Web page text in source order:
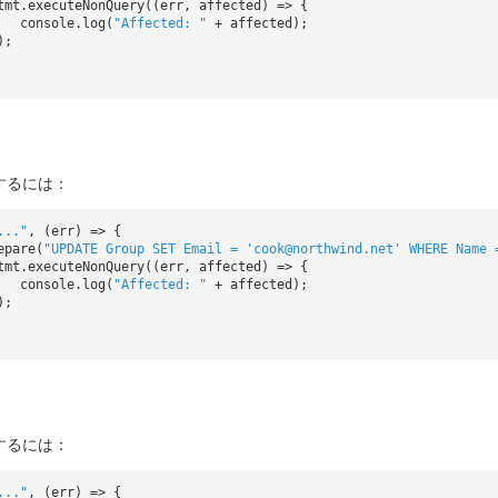
affected) => {
console.log( "Affected: " + affected);
には：
, (err) => {
"UPDATE Group SET Email = 'cook@northwind.net' WHERE
affected) => {
console.log( "Affected: " + affected);
には：
, (err) => {